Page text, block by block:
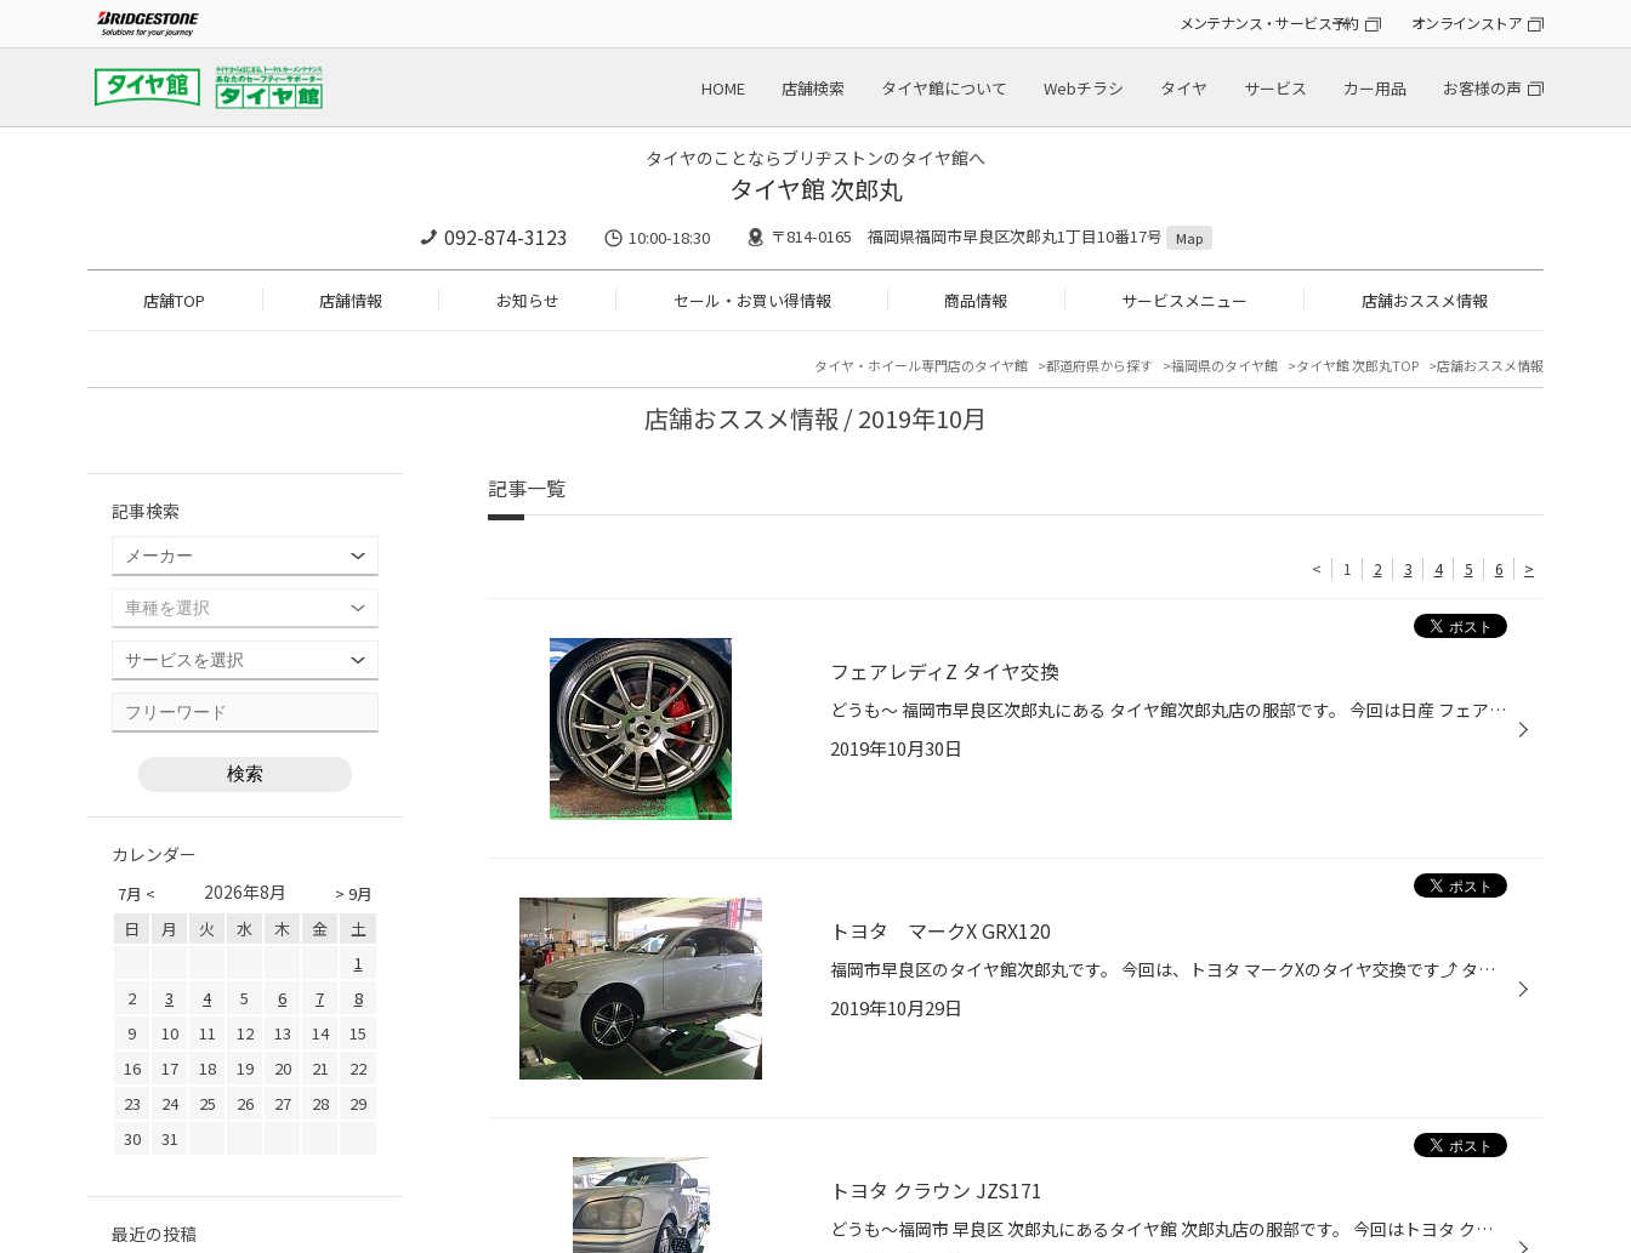
メンテナンス・サービス予約 オンラインストア
HOME 店舗検索 タイヤ館について Webチラシ タイヤ サービス カー用品 お客様の声
タイヤのことならブリヂストンのタイヤ館へ
タイヤ館 次郎丸
092-874-3123 10:00-18:30 〒814-0165 福岡県福岡市早良区次郎丸1丁目10番17号 Map
店舗TOP 店舗情報 お知らせ セール・お買い得情報 商品情報 サービスメニュー 店舗おススメ情報
タイヤ・ホイール専門店のタイヤ館 都道府県から探す 福岡県のタイヤ館 タイヤ館 次郎丸TOP 店舗おススメ情報
店舗おススメ情報 / 2019年10月
記事一覧
< 1 2 3 4 5 6 >
フェアレディZ タイヤ交換
どうも〜 福岡市早良区次郎丸にある タイヤ館次郎丸店の服部です。 今回は日産 フェアレディZ のタイヤ交換のご紹介です！！(^▽^)/ タイヤはBRIDGESTONE ポテンザ S007Aです。 タイヤの事なら当店に お任せください^_^ エアチェックだけでのご来店も大歓迎です^ ^ タイヤ館ではタイヤ館アプリでいつ...
2019年10月30日
トヨタ マークX GRX120
福岡市早良区のタイヤ館次郎丸です。 今回は、トヨタ マークXのタイヤ交換です⤴︎ タイヤが大変な事になってました‼︎ バースト寸前ですΣ（ﾟдﾟlll） 危ないところでした。 タイヤの点検は無料で行っていますので、お気軽にご相談下さい⤴︎ ありがとうございました(^-^)
2019年10月29日
トヨタ クラウン JZS171
どうも〜福岡市 早良区 次郎丸にあるタイヤ館 次郎丸店の服部です。 今回はトヨタ クラウン JZS171のアライメント調整のご紹介です！！(^▽^)/ トヨタ クラウン JZS171 アライメント調整の事なら当店にお任せください^_^エアチェックだけでのご来店も大歓迎です^ ^タイヤ館ではタイヤ館アプリでいつ...
記事検索
カレンダー
7月 < > 9月
2026年8月
日 月 火 水 木 金
土
1
2
3 4 5 6 7
8
9
10 11 12 13 14
15
16
17 18 19 20 21
22
23
24 25 26 27 28
29
30
31
最近の投稿